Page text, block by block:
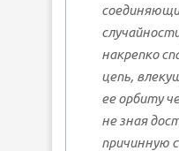
накрепко
цепь,
ее орбиту
не зная
причинную